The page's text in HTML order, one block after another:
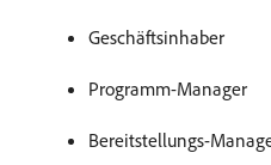
Geschäftsinhaber
Programm-Manager
Bereitstellungs-